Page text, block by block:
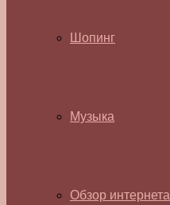
Шопинг
Музыка
Обзор интернета